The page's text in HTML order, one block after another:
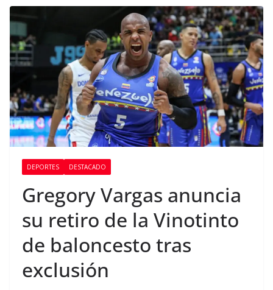
DEPORTES DESTACADO
Gregory Vargas anuncia
su retiro de la Vinotinto
de baloncesto tras
exclusión